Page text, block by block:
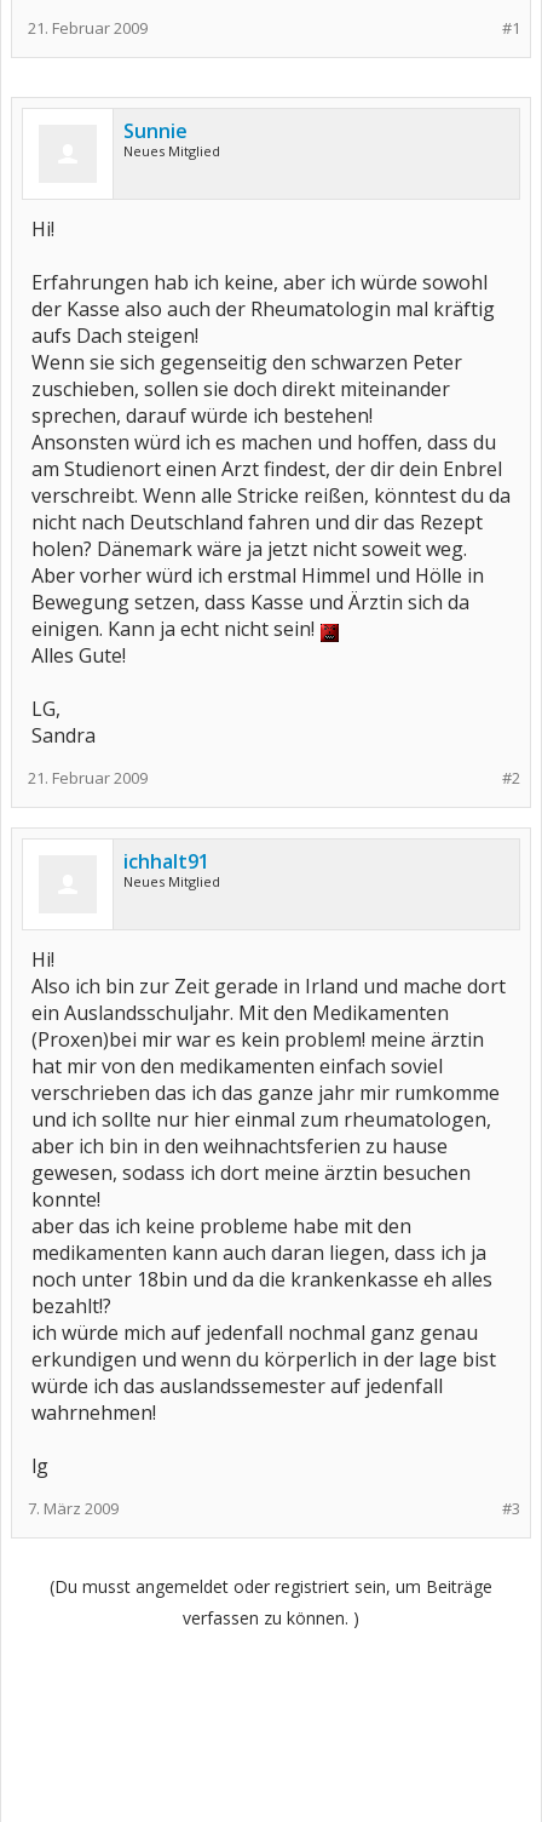
#1
21. Februar 2009
Sunnie
Neues Mitglied
Hi!
Erfahrungen hab ich keine, aber ich würde sowohl
der Kasse also auch der Rheumatologin mal kräftig
aufs Dach steigen!
Wenn sie sich gegenseitig den schwarzen Peter
zuschieben, sollen sie doch direkt miteinander
sprechen, darauf würde ich bestehen!
Ansonsten würd ich es machen und hoffen, dass du
am Studienort einen Arzt findest, der dir dein Enbrel
verschreibt. Wenn alle Stricke reißen, könntest du da
nicht nach Deutschland fahren und dir das Rezept
holen? Dänemark wäre ja jetzt nicht soweit weg.
Aber vorher würd ich erstmal Himmel und Hölle in
Bewegung setzen, dass Kasse und Ärztin sich da
einigen. Kann ja echt nicht sein!
Alles Gute!
LG,
Sandra
#2
21. Februar 2009
ichhalt91
Neues Mitglied
Hi!
Also ich bin zur Zeit gerade in Irland und mache dort
ein Auslandsschuljahr. Mit den Medikamenten
(Proxen)bei mir war es kein problem! meine ärztin
hat mir von den medikamenten einfach soviel
verschrieben das ich das ganze jahr mir rumkomme
und ich sollte nur hier einmal zum rheumatologen,
aber ich bin in den weihnachtsferien zu hause
gewesen, sodass ich dort meine ärztin besuchen
konnte!
aber das ich keine probleme habe mit den
medikamenten kann auch daran liegen, dass ich ja
noch unter 18bin und da die krankenkasse eh alles
bezahlt!?
ich würde mich auf jedenfall nochmal ganz genau
erkundigen und wenn du körperlich in der lage bist
würde ich das auslandssemester auf jedenfall
wahrnehmen!
lg
#3
7. März 2009
(Du musst angemeldet oder registriert sein, um Beiträge
verfassen zu können. )